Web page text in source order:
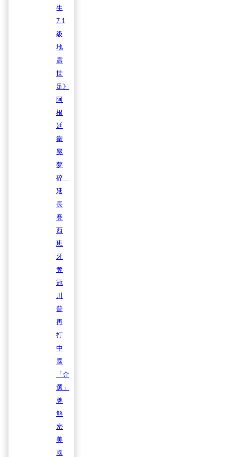
生
7.1
級
地
震
世
足》
阿
根
廷
衛
冕
夢
碎
延
長
賽
西
班
牙
奪
冠
川
普
再
打
中
國
「介
選」
牌
解
密
美
國